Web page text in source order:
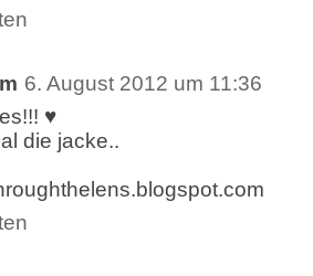
6. August 2012 um 11:36
♥
die jacke..